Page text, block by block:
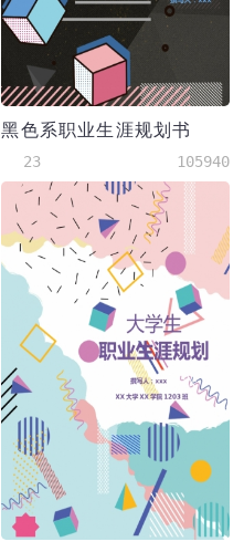
黑色系职业生涯规划书
23 105940